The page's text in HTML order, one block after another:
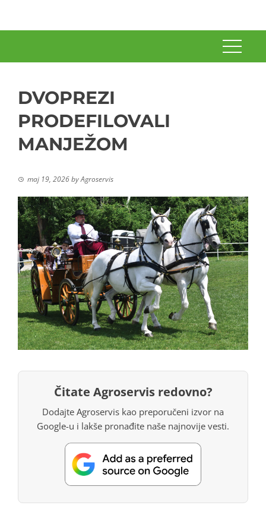
DVOPREZI
PRODEFILOVALI
MANJEŽOM
maj 19, 2026byAgroservis
Čitate Agroservis redovno?
Dodajte Agroservis kao preporučeni izvor na
Google-u i lakše pronađite naše najnovije vesti.